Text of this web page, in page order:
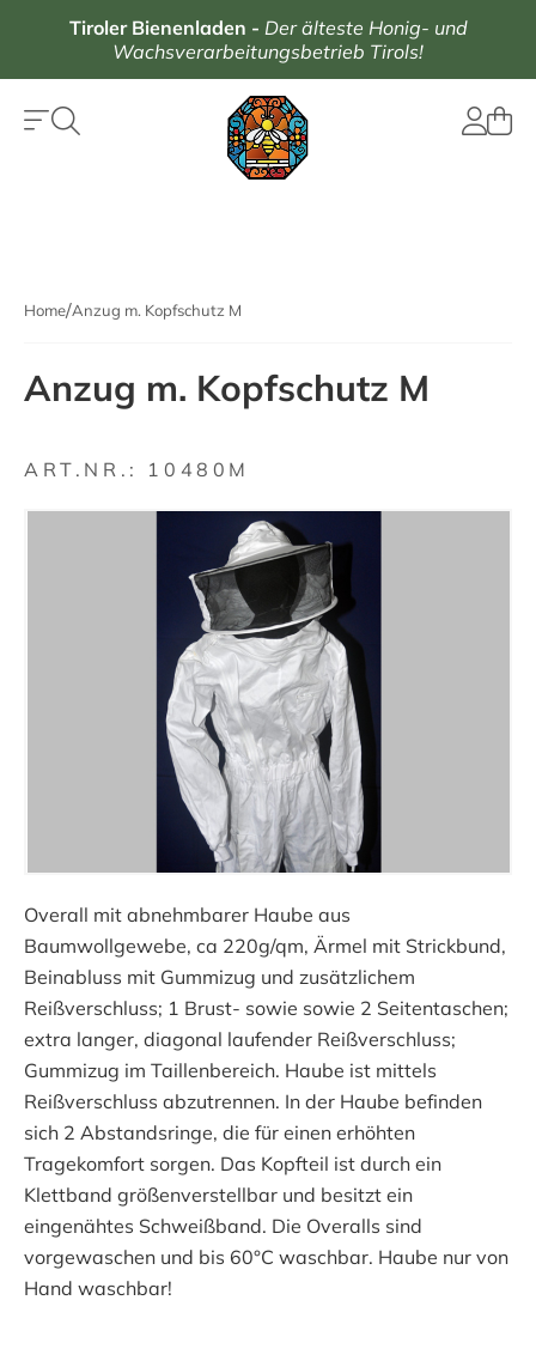
Tiroler Bienenladen - Der älteste Honig- und
Wachsverarbeitungsbetrieb Tirols!
Home Anzug m. Kopfschutz M
Anzug m. Kopfschutz M
ART.NR.: 10480M
Overall mit abnehmbarer Haube aus
Baumwollgewebe, ca 220g/qm, Ärmel mit Strickbund,
Beinabluss mit Gummizug und zusätzlichem
Reißverschluss; 1 Brust- sowie sowie 2 Seitentaschen;
extra langer, diagonal laufender Reißverschluss;
Gummizug im Taillenbereich. Haube ist mittels
Reißverschluss abzutrennen. In der Haube befinden
sich 2 Abstandsringe, die für einen erhöhten
Tragekomfort sorgen. Das Kopfteil ist durch ein
Klettband größenverstellbar und besitzt ein
eingenähtes Schweißband. Die Overalls sind
vorgewaschen und bis 60°C waschbar. Haube nur von
Hand waschbar!